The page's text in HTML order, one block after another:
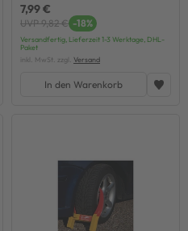
7,99 €
UVP 9,82 € -18%
Versandfertig, Lieferzeit 1-3 Werktage, DHL-
Paket
inkl. MwSt. zzgl. Versand
In den Warenkorb